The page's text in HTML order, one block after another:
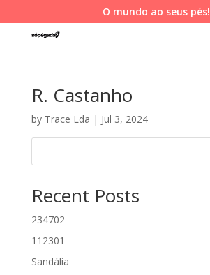
O mundo ao seus pés!
R. Castanho
by Trace Lda | Jul 3, 2024
Recent Posts
234702
112301
Sandália